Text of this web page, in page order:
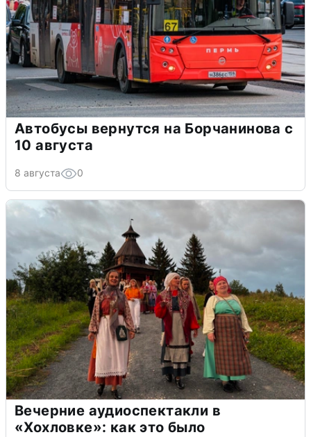
Автобусы вернутся на Борчанинова с
10 августа
8 августа 0
Вечерние аудиоспектакли в
«Хохловке»: как это было